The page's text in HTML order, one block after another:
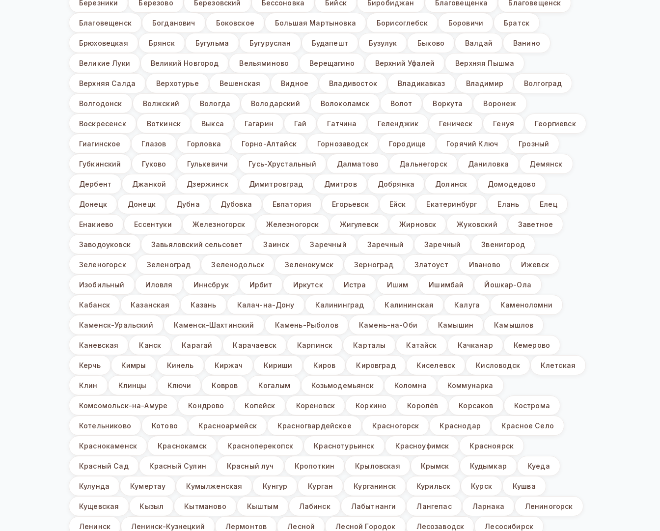
Березники Березово Березовский Бессоновка Бийск Биробиджан Благовещенка Благовещенск
Благовещенск Богданович Боковское Большая Мартыновка Борисоглебск Боровичи Братск
Брюховецкая Брянск Бугульма Бугуруслан Будапешт Бузулук Быково Валдай Ванино
Великие Луки Великий Новгород Вельяминово Верещагино Верхний Уфалей Верхняя Пышма
Верхняя Салда Верхотурье Вешенская Видное Владивосток Владикавказ Владимир Волгоград
Волгодонск Волжский Вологда Володарский Волоколамск Волот Воркута Воронеж
Воскресенск Воткинск Выкса Гагарин Гай Гатчина Геленджик Геническ Генуя Георгиевск
Гиагинское Глазов Горловка Горно-Алтайск Горнозаводск Городище Горячий Ключ Грозный
Губкинский Гуково Гулькевичи Гусь-Хрустальный Далматово Дальнегорск Даниловка Демянск
Дербент Джанкой Дзержинск Димитровград Дмитров Добрянка Долинск Домодедово
Донецк Донецк Дубна Дубовка Евпатория Егорьевск Ейск Екатеринбург Елань Елец
Енакиево Ессентуки Железногорск Железногорск Жигулевск Жирновск Жуковский Заветное
Заводоуковск Завьяловский сельсовет Заинск Заречный Заречный Заречный Звенигород
Зеленогорск Зеленоград Зеленодольск Зеленокумск Зерноград Златоуст Иваново Ижевск
Изобильный Иловля Иннсбрук Ирбит Иркутск Истра Ишим Ишимбай Йошкар-Ола
Кабанск Казанская Казань Калач-на-Дону Калининград Калининская Калуга Каменоломни
Каменск-Уральский Каменск-Шахтинский Камень-Рыболов Камень-на-Оби Камышин Камышлов
Каневская Канск Карагай Карачаевск Карпинск Карталы Катайск Качканар Кемерово
Керчь Кимры Кинель Киржач Кириши Киров Кировград Киселевск Кисловодск Клетская
Клин Клинцы Ключи Ковров Когалым Козьмодемьянск Коломна Коммунарка
Комсомольск-на-Амуре Кондрово Копейск Кореновск Коркино Королёв Корсаков Кострома
Котельниково Котово Красноармейск Красногвардейское Красногорск Краснодар Красное Село
Краснокаменск Краснокамск Красноперекопск Краснотурьинск Красноуфимск Красноярск
Красный Сад Красный Сулин Красный луч Кропоткин Крыловская Крымск Кудымкар Куеда
Кулунда Кумертау Кумылженская Кунгур Курган Курганинск Курильск Курск Кушва
Кущевская Кызыл Кытманово Кыштым Лабинск Лабытнанги Лангепас Ларнака Лениногорск
Ленинск Ленинск-Кузнецкий Лермонтов Лесной Лесной Городок Лесозаводск Лесосибирск